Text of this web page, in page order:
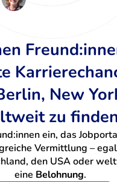
New
zu
ein, das
Vermittlung –
den USA oder
eine Belohnung.